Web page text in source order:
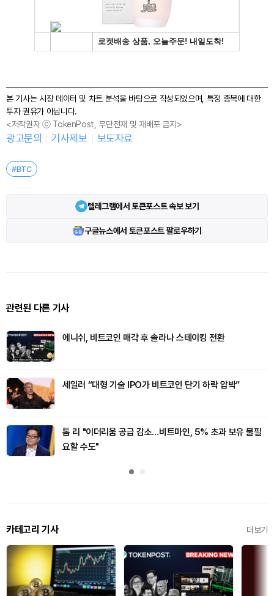
본 기사는 시장 데이터 및 차트 분석을 바탕으로 작성되었으며, 특정 종목에 대한
투자 권유가 아닙니다.
<저작권자 ⓒ TokenPost, 무단전재 및 재배포 금지>
광고문의 기사제보 보도자료
#BTC
텔레그램에서 토큰포스트 속보 보기
구글뉴스에서 토큰포스트 팔로우하기
관련된 다른 기사
에니쉬, 비트코인 매각 후 솔라나 스테이킹 전환
세일러 “대형 기술 IPO가 비트코인 단기 하락 압박”
톰 리 "이더리움 공급 감소…비트마인, 5% 초과 보유 불필
요할 수도"
카테고리 기사 더보기